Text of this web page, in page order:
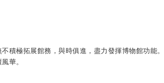
積極拓展館務，與時俱進，盡力發揮博物館功能
華。